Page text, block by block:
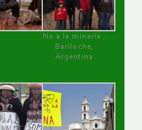
No a la minería ,
Bariloche,
Argentina